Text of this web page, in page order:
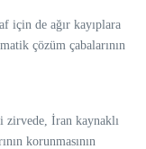
için de ağır kayıplara
çözüm çabalarının
İran kaynaklı
korunmasının